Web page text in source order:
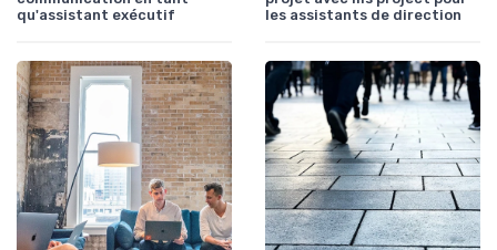
qu'assistant exécutif
les assistants de direction